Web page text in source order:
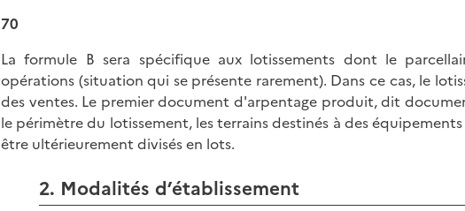
70
La formule B sera spécifique aux lotissements dont le
opérations (situation qui se présente rarement). Dans ce cas, le
des ventes. Le premier document d'arpentage produit, dit
le périmètre du lotissement, les terrains destinés à des
être ultérieurement divisés en lots.
2. Modalités d’établissement